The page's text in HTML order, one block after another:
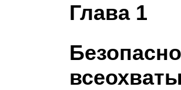
Глава 1